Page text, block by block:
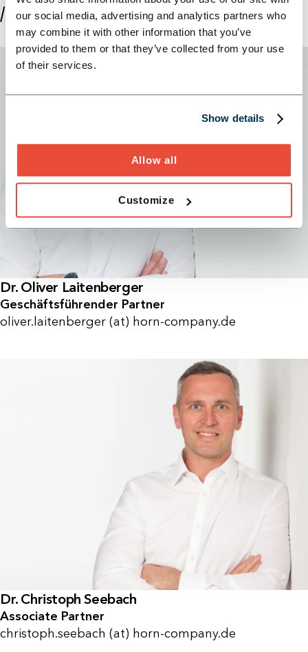
our social media, advertising and analytics partners who
may combine it with other information that you’ve
provided to them or that they’ve collected from your use
of their services.
Show details
Allow all
Customize
//ÜBER DIE AUTOR:INNEN
Dr. Oliver Laitenberger
Geschäftsführender Partner
oliver.laitenberger (at) horn-company.de
Dr. Christoph Seebach
Associate Partner
christoph.seebach (at) horn-company.de